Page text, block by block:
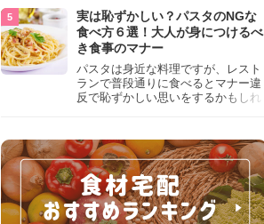
真は個人情報が詰まっているので、
ただ丸めただけの状態で捨ててしま
うのは危険です。写真にすべきでは
ない捨て方をまとめているので、ぜ
ひチェックしておきましょう。
実は恥ずかしい？パスタのNGな
食べ方６選！大人が身につけるべ
き食事のマナー
パスタは身近な料理ですが、レスト
ランで普段通りに食べるとマナー違
反で恥ずかしい思いをするかもしれ
して、正しい食べ方を確認しましょ
う。大人の嗜みとして知っておきた
い新常識を解説します。